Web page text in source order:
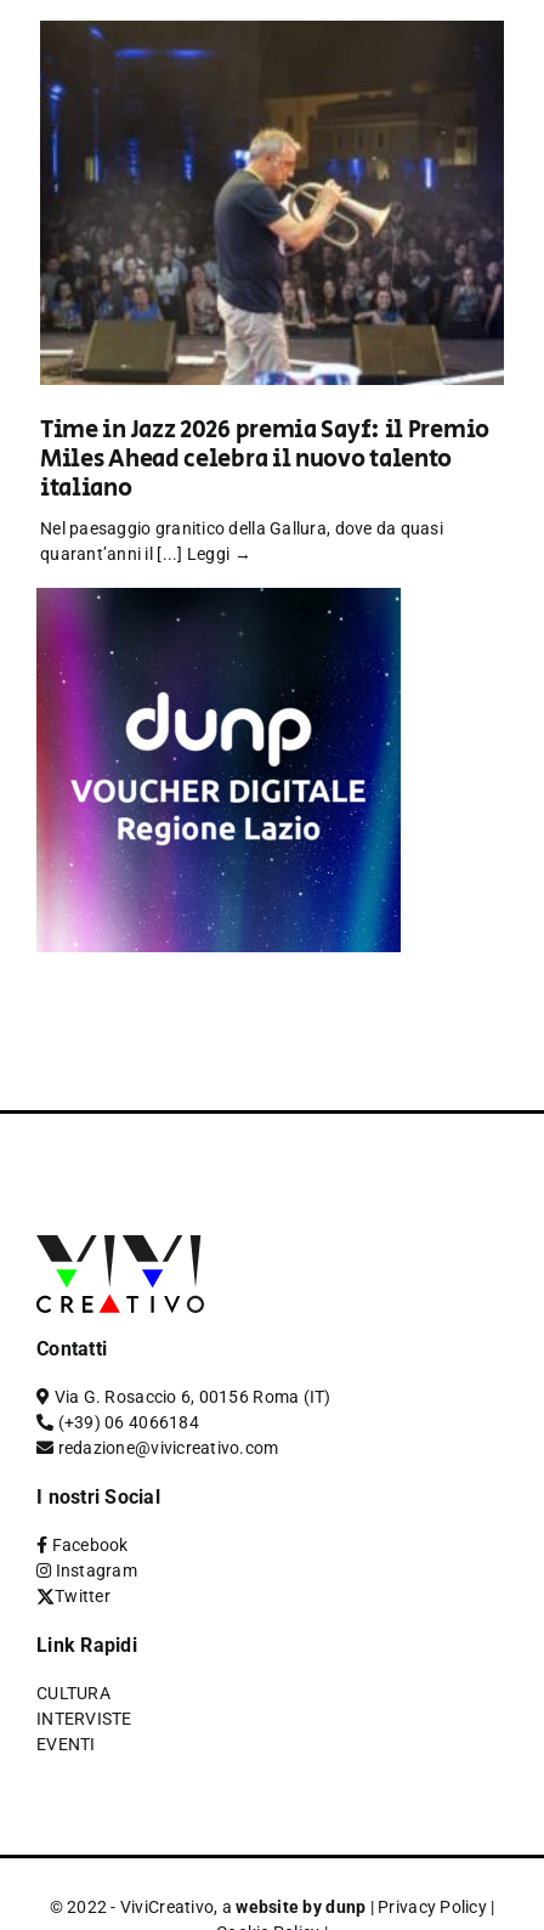
Time in Jazz 2026 premia Sayf: il Premio
Miles Ahead celebra il nuovo talento
italiano
Nel paesaggio granitico della Gallura, dove da quasi
quarant’anni il [...] Leggi →
Contatti
Via G. Rosaccio 6, 00156 Roma (IT)
(+39) 06 4066184
redazione@vivicreativo.com
I nostri Social
Facebook
Instagram
Twitter
Link Rapidi
CULTURA
INTERVISTE
EVENTI
© 2022 - ViviCreativo, awebsite by dunp | Privacy Policy|